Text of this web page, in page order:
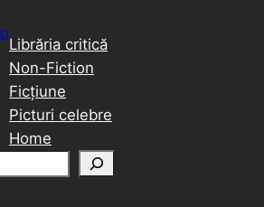
Librăria critică
Non-Fiction
Ficțiune
Picturi celebre
Home